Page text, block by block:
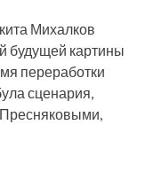
Михалков
будущей картины
переработки
сценария,